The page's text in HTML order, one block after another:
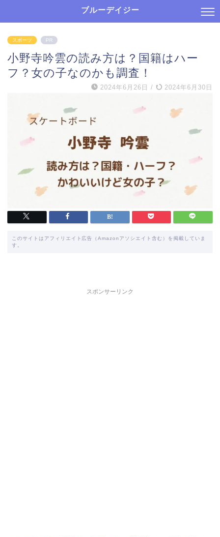
ブルーデイジー
スポーツ PR
小野寺吟雲の読み方は？国籍はハー
フ？女の子なのかも調査！
2024年6月26日 / 2024年6月30日
このサイトはアフィリエイト広告（Amazonアソシエイト含む）を掲載していま
す。
スポンサーリンク